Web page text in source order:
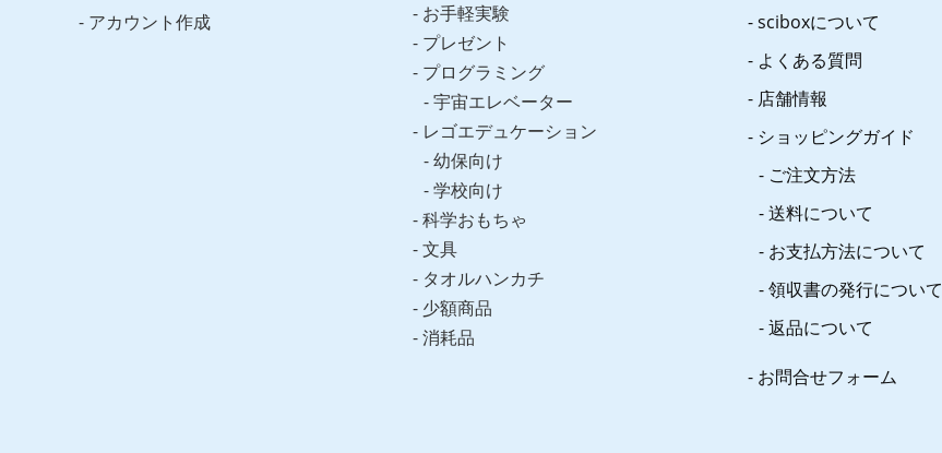
アカウント作成
お手軽実験
プレゼント
プログラミング
宇宙エレベーター
レゴエデュケーション
幼保向け
学校向け
科学おもちゃ
文具
タオルハンカチ
少額商品
消耗品
sciboxについて
よくある質問
店舗情報
ショッピングガイド
ご注文方法
送料について
お支払方法について
領収書の発行について
返品について
お問合せフォーム